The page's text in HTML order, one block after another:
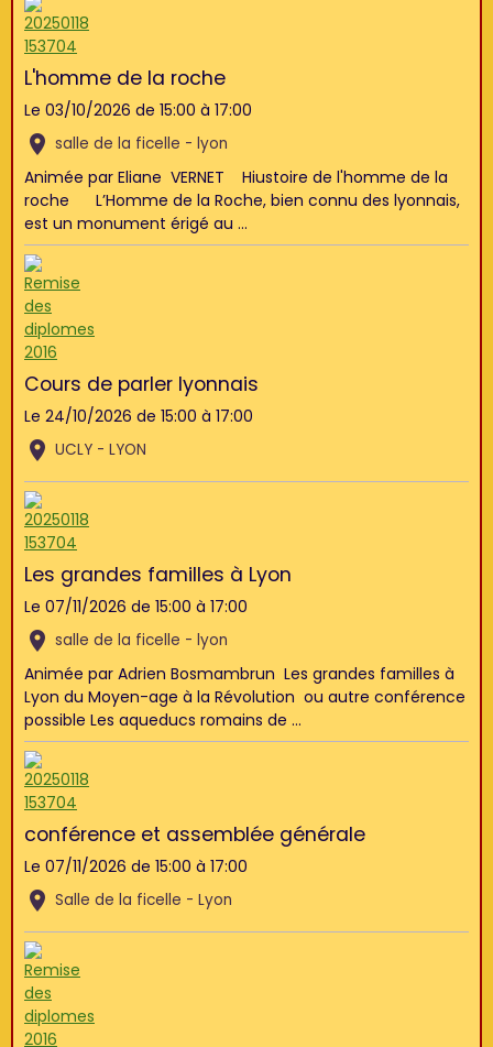
L'homme de la roche
Le 03/10/2026 de 15:00 à 17:00
salle de la ficelle - lyon
Animée par Eliane VERNET Hiustoire de l'homme de la
roche L’Homme de la Roche, bien connu des lyonnais,
est un monument érigé au ...
Cours de parler lyonnais
Le 24/10/2026 de 15:00 à 17:00
UCLY - LYON
Les grandes familles à Lyon
Le 07/11/2026 de 15:00 à 17:00
salle de la ficelle - lyon
Animée par Adrien Bosmambrun Les grandes familles à
Lyon du Moyen-age à la Révolution ou autre conférence
possible Les aqueducs romains de ...
conférence et assemblée générale
Le 07/11/2026 de 15:00 à 17:00
Salle de la ficelle - Lyon